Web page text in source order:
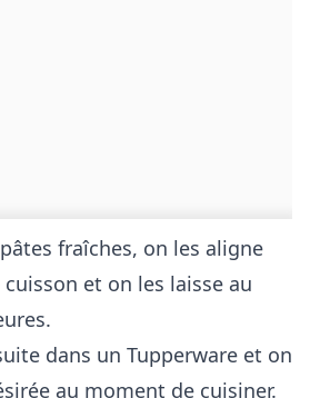
fraîches, on les aligne
et on les laisse au
dans un Tupperware et on
au moment de cuisiner.